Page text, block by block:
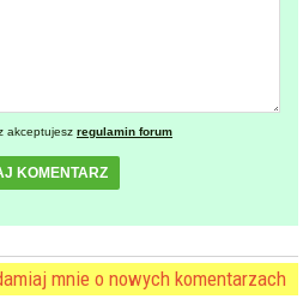
akceptujesz regulamin forum
KOMENTARZ
mnie o nowych komentarzach